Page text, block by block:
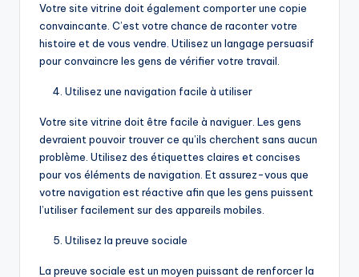
Votre site vitrine doit également comporter une copie
convaincante. C’est votre chance de raconter votre
histoire et de vous vendre. Utilisez un langage persuasif
pour convaincre les gens de vérifier votre travail.
Utilisez une navigation facile à utiliser
Votre site vitrine doit être facile à naviguer. Les gens
devraient pouvoir trouver ce qu’ils cherchent sans aucun
problème. Utilisez des étiquettes claires et concises
pour vos éléments de navigation. Et assurez-vous que
votre navigation est réactive afin que les gens puissent
l’utiliser facilement sur des appareils mobiles.
Utilisez la preuve sociale
La preuve sociale est un moyen puissant de renforcer la